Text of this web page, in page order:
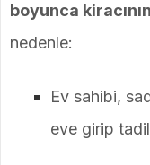
boyunca
nedenle:
Ev sahibi,
eve girip